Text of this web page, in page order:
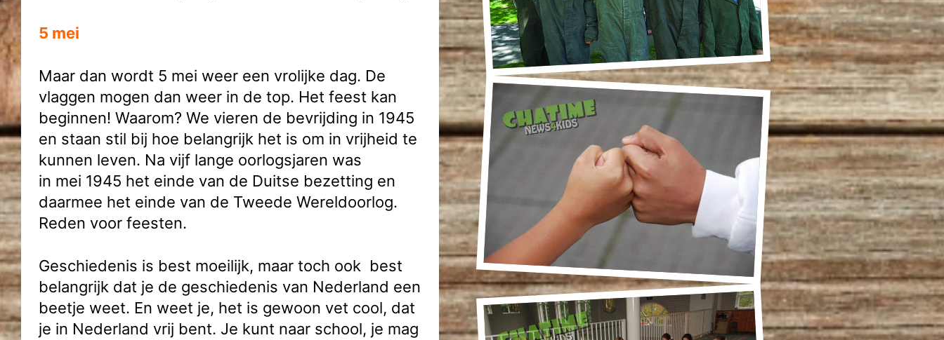
5 mei
Maar dan wordt 5 mei weer een vrolijke dag. De
vlaggen mogen dan weer in de top. Het feest kan
beginnen! Waarom? We vieren de bevrijding in 1945
en staan stil bij hoe belangrijk het is om in vrijheid te
kunnen leven. Na vijf lange oorlogsjaren was
in mei 1945 het einde van de Duitse bezetting en
daarmee het einde van de Tweede Wereldoorlog.
Reden voor feesten.
Geschiedenis is best moeilijk, maar toch ook best
belangrijk dat je de geschiedenis van Nederland een
beetje weet. En weet je, het is gewoon vet cool, dat
je in Nederland vrij bent. Je kunt naar school, je mag